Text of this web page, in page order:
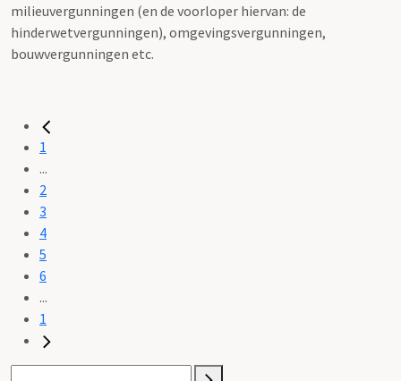
milieuvergunningen (en de voorloper hiervan: de
hinderwetvergunningen), omgevingsvergunningen,
bouwvergunningen etc.
1
...
2
3
4
5
6
...
1